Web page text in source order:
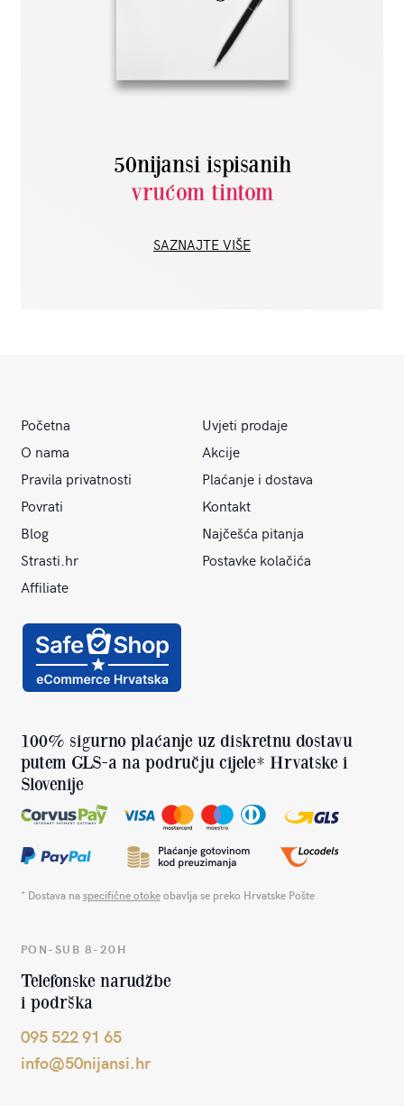
50nijansi ispisanih
vrućom tintom
SAZNAJTE VIŠE
Početna
Uvjeti prodaje
O nama
Akcije
Pravila privatnosti
Plaćanje i dostava
Povrati
Kontakt
Blog
Najčešća pitanja
Strasti.hr
Postavke kolačića
Affiliate
100% sigurno plaćanje uz diskretnu dostavu
putem GLS-a na području cijele* Hrvatske i
Slovenije
* Dostava naspecifične otokeobavlja se preko Hrvatske Pošte
PON-SUB 8-20H
Telefonske narudžbe
i podrška
095 522 91 65
info@50nijansi.hr